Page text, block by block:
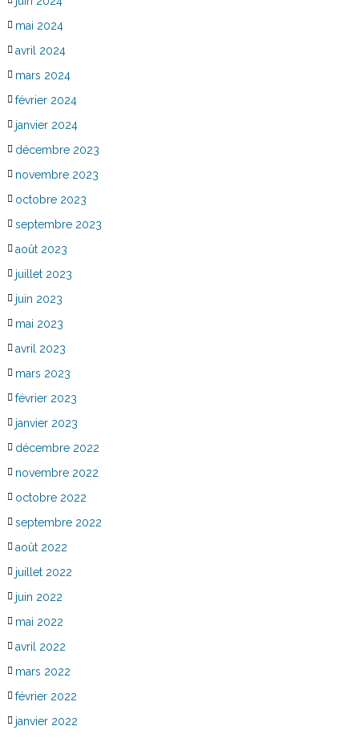
mai 2024
avril 2024
mars 2024
février 2024
janvier 2024
décembre 2023
novembre 2023
octobre 2023
septembre 2023
août 2023
juillet 2023
juin 2023
mai 2023
avril 2023
mars 2023
février 2023
janvier 2023
décembre 2022
novembre 2022
octobre 2022
septembre 2022
août 2022
juillet 2022
juin 2022
mai 2022
avril 2022
mars 2022
février 2022
janvier 2022